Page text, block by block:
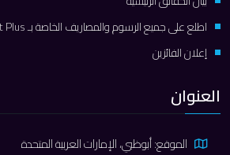
اطلع على جميع الرسوم والمصاريف الخاصة بـ Payit Plus
إعلان الفائزين
العنوان
الموقع: أبوظبي، الإمارات العربية المتحدة